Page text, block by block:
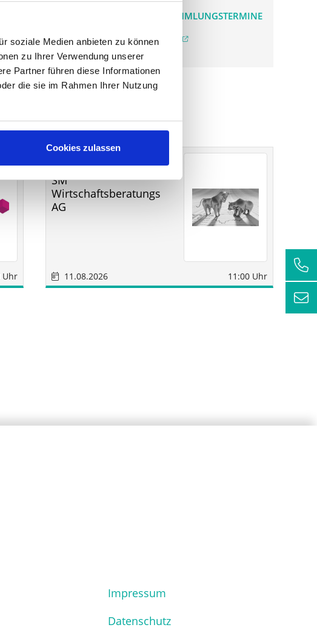
soziale Medien anbieten zu können
zu Ihrer Verwendung unserer
Partner führen diese Informationen
die sie im Rahmen Ihrer Nutzung
Cookies zulassen
VERGANGENE HAUPTVERSAMMLUNGSTERMINE
archiv.hauptversammlung.de
Uhr
SM
Wirtschaftsberatungs
AG
11.08.2026 11:00 Uhr
Impressum
Datenschutz